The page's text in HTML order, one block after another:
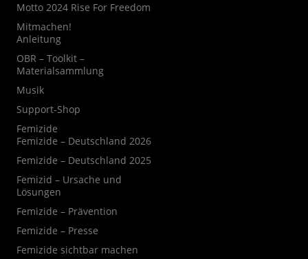
Motto 2024 Rise For Freedom
Mitmachen!
Anleitung
OBR – Toolkit –
Materialsammlung
Musik
Support-Shop
Femizide
Femizide – Deutschland 2026
Femizide – Deutschland 2025
Femizid – Ursache und
Lösungen
Femizide – Prävention
Femizide – Presse
Femizide sichtbar machen